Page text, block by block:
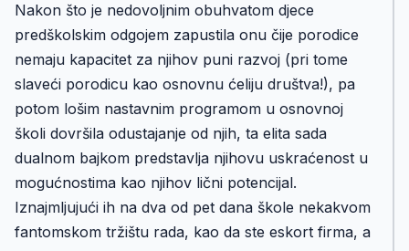
Nakon što je nedovoljnim obuhvatom djece
predškolskim odgojem zapustila onu čije porodice
nemaju kapacitet za njihov puni razvoj (pri tome
slaveći porodicu kao osnovnu ćeliju društva!), pa
potom lošim nastavnim programom u osnovnoj
školi dovršila odustajanje od njih, ta elita sada
dualnom bajkom predstavlja njihovu uskraćenost u
mogućnostima kao njihov lični potencijal.
Iznajmljujući ih na dva od pet dana škole nekakvom
fantomskom tržištu rada, kao da ste eskort firma, a